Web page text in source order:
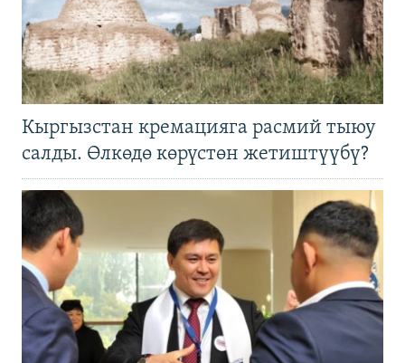
Кыргызстан кремацияга расмий тыюу
салды. Өлкөдө көрүстөн жетиштүүбү?